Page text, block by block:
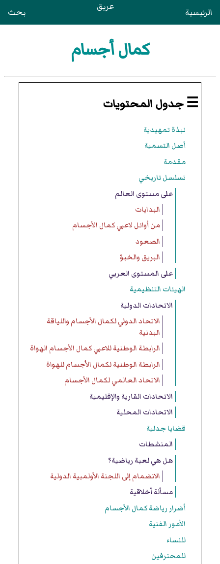
الرئيسية عريق بحث
كمال أجسام
☰ جدول المحتويات
نبذة تمهيدية
أصل التسمية
مقدمة
تسلسل تاريخي
على مستوى العالم
البدايات
من أوائل لاعبي كمال الأجسام
الصعود
البريق والخبوّ
على المستوى العربي
الهيئات التنظيمية
الاتحادات الدولية
الاتحاد الدولي لكمال الأجسام واللياقة
البدنية
الرابطة الوطنية للاعبي كمال الأجسام الهواة
الرابطة الوطنية لكمال الأجسام للهواة
الاتحاد العالمي لكمال الأجسام
الاتحادات القارية والإقليمية
الاتحادات المحلية
قضايا جدلية
المنشطات
هل هي لعبة رياضية؟
الانضمام إلى اللجنة الأولمبية الدولية
مسألة أخلاقية
أضرار رياضة كمال الأجسام
الأمور الفنية
للنساء
للمحترفين